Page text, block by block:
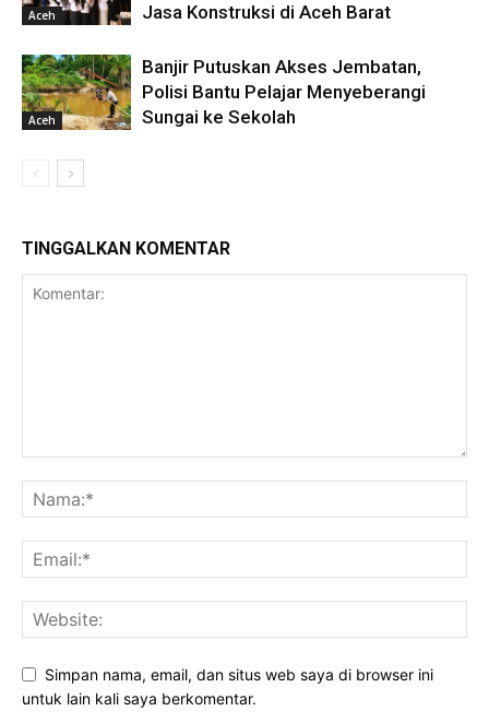
Aceh
Jasa Konstruksi di Aceh Barat
Aceh
Banjir Putuskan Akses Jembatan,
Polisi Bantu Pelajar Menyeberangi
Sungai ke Sekolah
TINGGALKAN KOMENTAR
Simpan nama, email, dan situs web saya di browser ini
untuk lain kali saya berkomentar.